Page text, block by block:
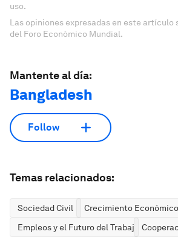
uso.
Las opiniones expresadas en este artículo
del Foro Económico Mundial.
Mantente al día:
Bangladesh
Follow
Temas relacionados:
Sociedad Civil
Crecimiento Económico
Empleos y el Futuro del Trabajo